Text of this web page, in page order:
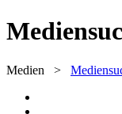
Medien >